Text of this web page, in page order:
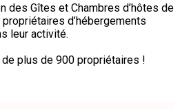
des Gîtes et Chambres d’hôtes de
d’hébergements
leur activité.
plus de 900 propriétaires !